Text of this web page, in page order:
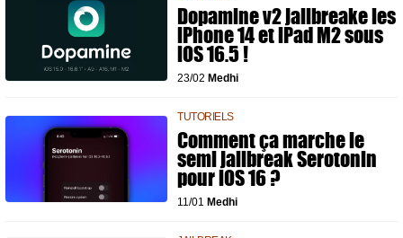
Dopamine v2 jailbreake les
iPhone 14 et iPad M2 sous
iOS 16.5 !
23/02 Medhi
TUTORIELS
Comment ça marche le
semi jailbreak Serotonin
pour iOS 16 ?
11/01 Medhi